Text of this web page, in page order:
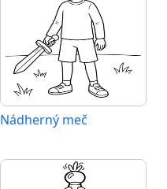
Nádherný meč